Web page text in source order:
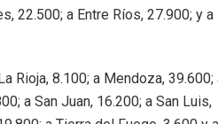
22.500; a Entre Ríos, 27.900; y a
Rioja, 8.100; a Mendoza, 39.600;
a San Juan, 16.200; a San Luis,